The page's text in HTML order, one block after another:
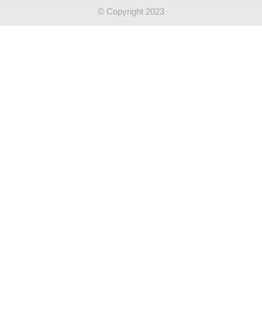
© Copyright 2023